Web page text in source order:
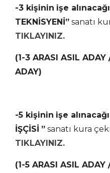
-3 kişinin işe alınacağı
TEKNİSYENİ” sanatı
TIKLAYINIZ.
(1-3 ARASI ASIL ADAY
ADAY)
-5 kişinin işe alınacağı
İŞÇİSİ ” sanatı kura
TIKLAYINIZ.
(1-5 ARASI ASIL ADAY